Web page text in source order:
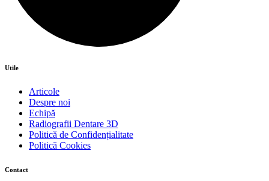
Utile
Articole
Despre noi
Echipă
Radiografii Dentare 3D
Politică de Confidențialitate
Politică Cookies
Contact